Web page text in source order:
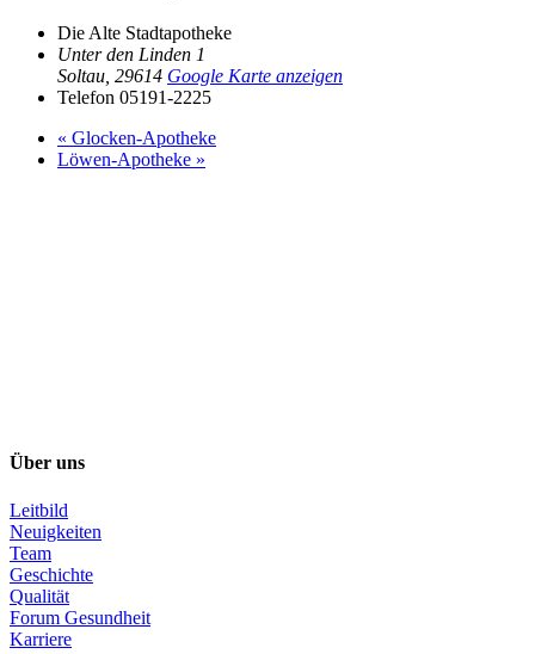
Die Alte Stadtapotheke
Unter den Linden 1
Soltau 29614 Google Karte anzeigen
Telefon 05191-2225
« Glocken-Apotheke
Löwen-Apotheke »
Über uns
Leitbild
Neuigkeiten
Team
Geschichte
Qualität
Forum Gesundheit
Karriere